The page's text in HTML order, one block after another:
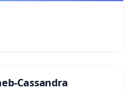
Cassandra